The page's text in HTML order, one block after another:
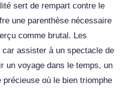
sert de rempart contre le
une parenthèse nécessaire
comme brutal. Les
car assister à un spectacle de
un voyage dans le temps, un
où le bien triomphe